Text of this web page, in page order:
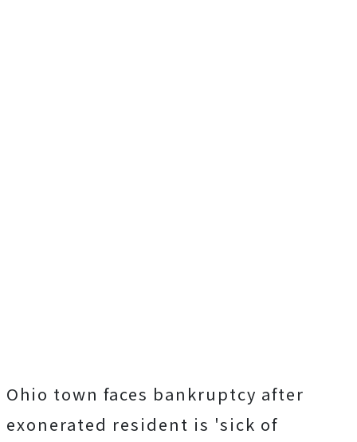
Ohio town faces bankruptcy after
exonerated resident is 'sick of